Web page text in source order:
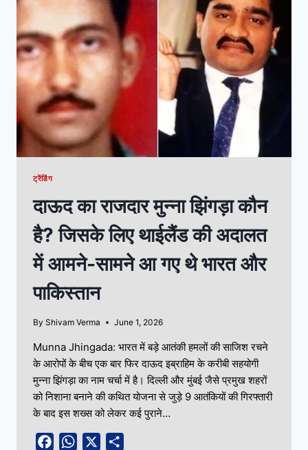
ट्रेंडिंग
दाऊद का राजदार मुन्ना झिंगड़ा कौन
है? जिसके लिए थाईलैंड की अदालत
में आमने-सामने आ गए थे भारत और
पाकिस्तान
By Shivam Verma June 1, 2026
Munna Jhingada: भारत में बड़े आतंकी हमलों की साजिश रचने
के आरोपों के बीच एक बार फिर दाऊद इब्राहिम के करीबी सहयोगी
मुन्ना झिंगड़ा का नाम चर्चा में है। दिल्ली और मुंबई जैसे प्रमुख शहरों
को निशाना बनाने की कथित योजना से जुड़े 9 आतंकियों की गिरफ्तारी
के बाद इस शख्स को लेकर कई पुराने…
FacebookWhatsApp